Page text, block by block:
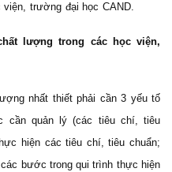
trường đại học CAND.
lượng trong các học viện,
nhất thiết phải cần 3 yếu tố
cần quản lý (các tiêu chí, tiêu
hiện các tiêu chí, tiêu chuẩn;
bước trong qui trình thực hiện